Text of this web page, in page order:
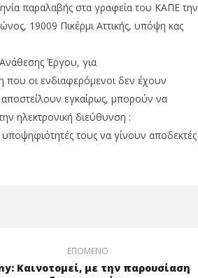
παραλαβής στα γραφεία του ΚΑΠΕ την
19009 Πικέρµι Αττικής, υπόψη κας
Έργου, για
οι ενδιαφερόµενοι δεν έχουν
εγκαίρως, µπορούν να
ηλεκτρονική διεύθυνση :
τους να γίνουν αποδεκτές
ΕΠΌΜΕΝΟ
Καινοτομεί, με την παρουσίαση